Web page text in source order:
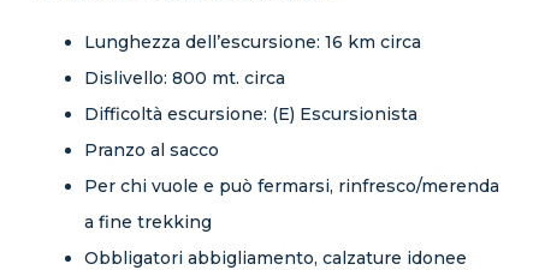
Lunghezza dell’escursione: 16 km circa
Dislivello: 800 mt. circa
Difficoltà escursione: (E) Escursionista
Pranzo al sacco
Per chi vuole e può fermarsi, rinfresco/merenda
a fine trekking
Obbligatori abbigliamento, calzature idonee